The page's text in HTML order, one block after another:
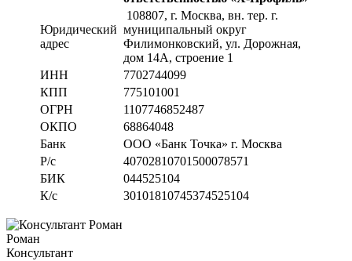
Юридический
адрес
108807, г. Москва, вн. тер. г.
муниципальный округ
Филимонковский, ул. Дорожная,
дом 14А, строение 1
ИНН
7702744099
КПП
775101001
ОГРН
1107746852487
ОКПО
68864048
Банк
ООО «Банк Точка» г. Москва
Р/с
40702810701500078571
БИК
044525104
К/с
30101810745374525104
Роман
Консультант